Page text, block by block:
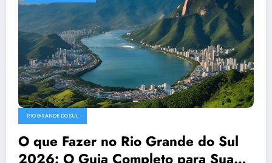
RIO GRANDE DO SUL
O que Fazer no Rio Grande do Sul
2026: O Guia Completo para Sua